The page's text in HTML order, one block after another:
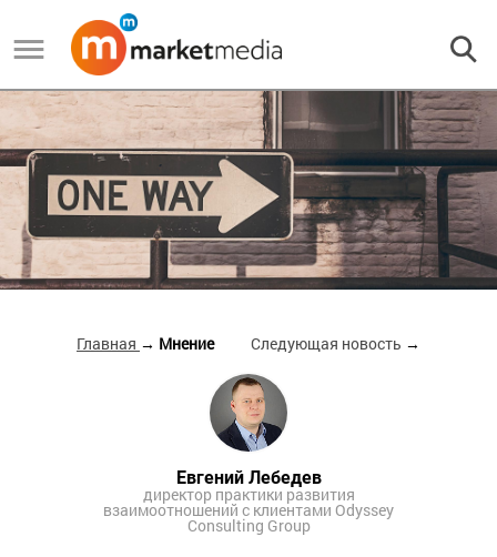
Главная → Мнение Следующая новость →
Евгений Лебедев
директор практики развития
взаимоотношений с клиентами Odyssey
Consulting Group